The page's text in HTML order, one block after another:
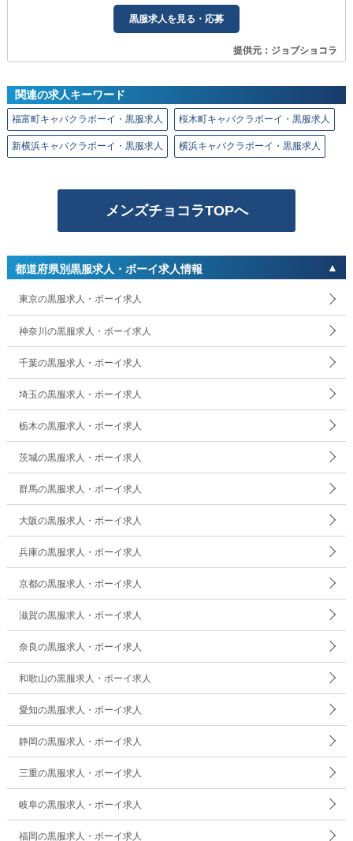
黒服求人を見る・応募
提供元：ジョブショコラ
関連の求人キーワード
福富町キャバクラボーイ・黒服求人 桜木町キャバクラボーイ・黒服求人
新横浜キャバクラボーイ・黒服求人 横浜キャバクラボーイ・黒服求人
メンズチョコラTOPへ
都道府県別黒服求人・ボーイ求人情報
東京の黒服求人・ボーイ求人
神奈川の黒服求人・ボーイ求人
千葉の黒服求人・ボーイ求人
埼玉の黒服求人・ボーイ求人
栃木の黒服求人・ボーイ求人
茨城の黒服求人・ボーイ求人
群馬の黒服求人・ボーイ求人
大阪の黒服求人・ボーイ求人
兵庫の黒服求人・ボーイ求人
京都の黒服求人・ボーイ求人
滋賀の黒服求人・ボーイ求人
奈良の黒服求人・ボーイ求人
和歌山の黒服求人・ボーイ求人
愛知の黒服求人・ボーイ求人
静岡の黒服求人・ボーイ求人
三重の黒服求人・ボーイ求人
岐阜の黒服求人・ボーイ求人
福岡の黒服求人・ボーイ求人